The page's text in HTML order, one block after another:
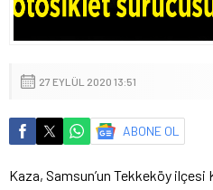
27 EYLÜL 2020 13:51
ABONE OL
Kaza, Samsun’un Tekkeköy